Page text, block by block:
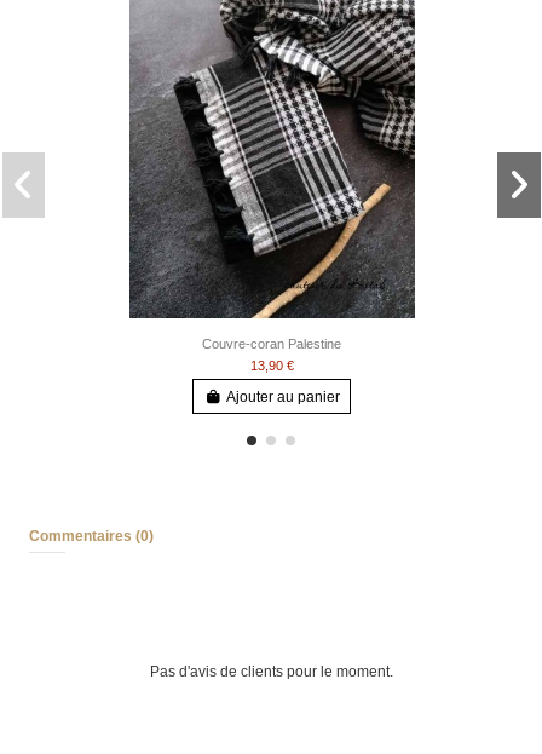
Couvre-coran Palestine
13,90 €
Ajouter au panier
Commentaires (0)
Pas d'avis de clients pour le moment.